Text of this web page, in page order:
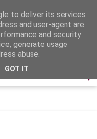
▼
to deliver its services
and user-agent are
and security
generate usage
abuse.
GOT IT